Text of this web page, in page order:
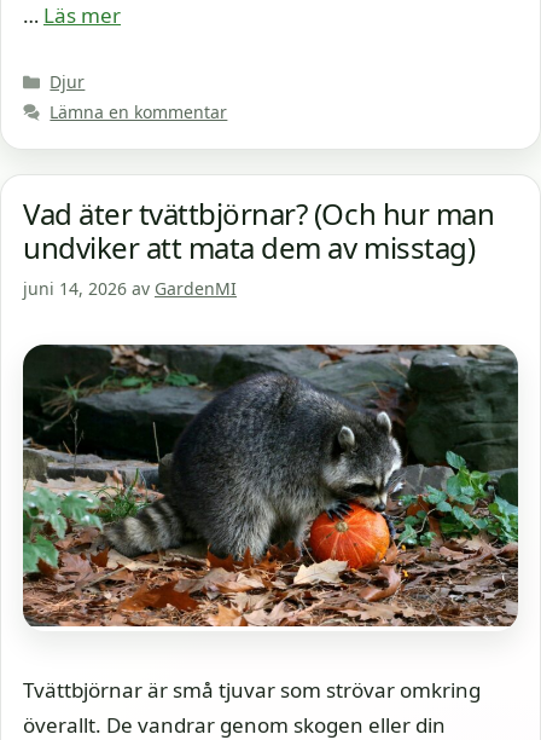
… Läs mer
Kategorier
Djur
Lämna en kommentar
Vad äter tvättbjörnar? (Och hur man
undviker att mata dem av misstag)
juni 14, 2026 av GardenMI
Tvättbjörnar är små tjuvar som strövar omkring
överallt. De vandrar genom skogen eller din